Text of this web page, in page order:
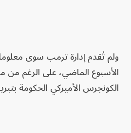
ولم تُقدم إدارة ترمب سوى
الأسبوع الماضي، على الرغم من
الكونجرس الأميركي الحكومة